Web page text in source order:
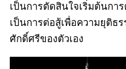
เป็นการตัดสินใจเริ่มต้นกา
เป็นการต่อสู้เพื่อความยุติธ
ศักดิ์ศรีของตัวเอง